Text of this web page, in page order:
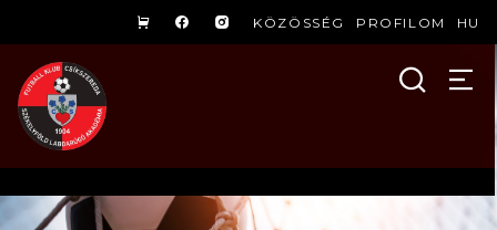
KÖZÖSSÉG PROFILOM HU